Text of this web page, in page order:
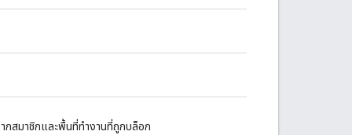
กสมาชิกและพื้นที่ทำงานที่ถูกบล็อก